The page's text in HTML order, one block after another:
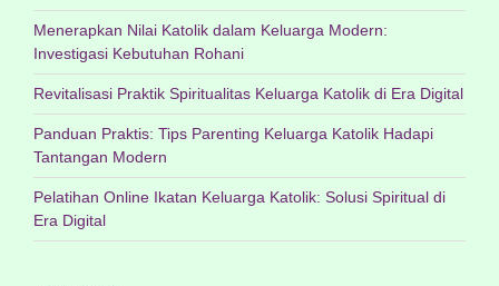
Menerapkan Nilai Katolik dalam Keluarga Modern:
Investigasi Kebutuhan Rohani
Revitalisasi Praktik Spiritualitas Keluarga Katolik di Era Digital
Panduan Praktis: Tips Parenting Keluarga Katolik Hadapi
Tantangan Modern
Pelatihan Online Ikatan Keluarga Katolik: Solusi Spiritual di
Era Digital